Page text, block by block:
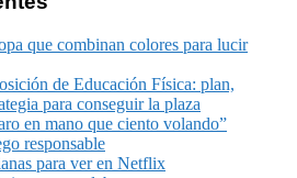
que combinan colores para lucir
de Educación Física: plan,
para conseguir la plaza
en mano que ciento volando”
responsable
para ver en Netflix